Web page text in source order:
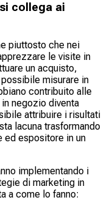
collega ai
piuttosto che nei
le visite in
un acquisto,
misurare in
contribuito alle
negozio diventa
attribuire i risultati
lacuna trasformando
ed espositore in un
implementando i
di marketing in
a come lo fanno: